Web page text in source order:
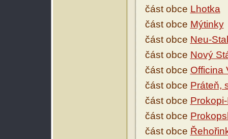
část obce Lhotka
část obce Mýtinky
část obce Neu-
část obce Nový
část obce Officina
část obce Práteň,
část obce
část obce
část obce